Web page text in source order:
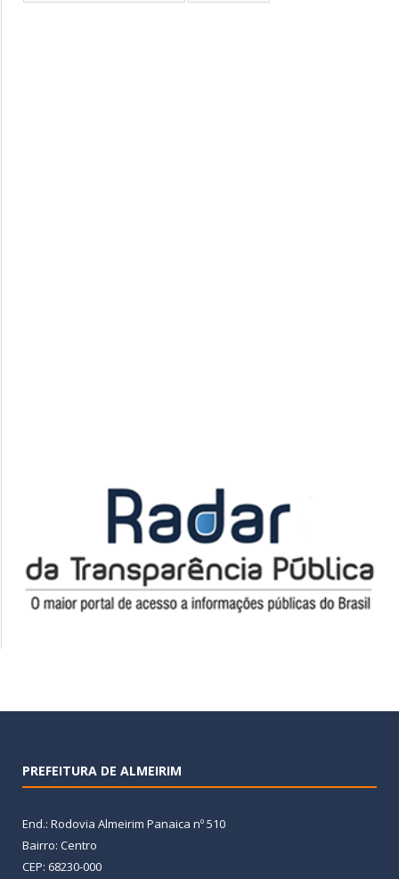
PREFEITURA DE ALMEIRIM
End.: Rodovia Almeirim Panaica nº 510
Bairro: Centro
CEP: 68230-000